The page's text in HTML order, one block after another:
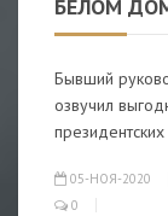
БЕЛОМ
Бывший
озвучил
05-НОЯ-2020
0